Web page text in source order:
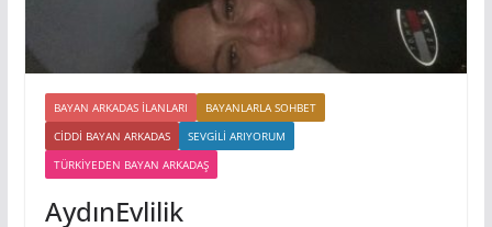
BAYAN ARKADAS ILANLARI
BAYANLARLA SOHBET
CIDDI BAYAN ARKADAS
SEVGILI ARIYORUM
TÜRKIYEDEN BAYAN ARKADAŞ
AydınEvlilik